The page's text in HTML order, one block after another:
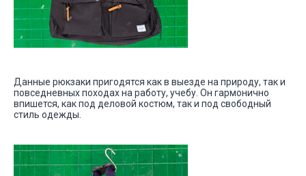
Данные рюкзаки пригодятся как в выезде на природу, так и
повседневных походах на работу, учебу. Он гармонично
впишется, как под деловой костюм, так и под свободный
стиль одежды.